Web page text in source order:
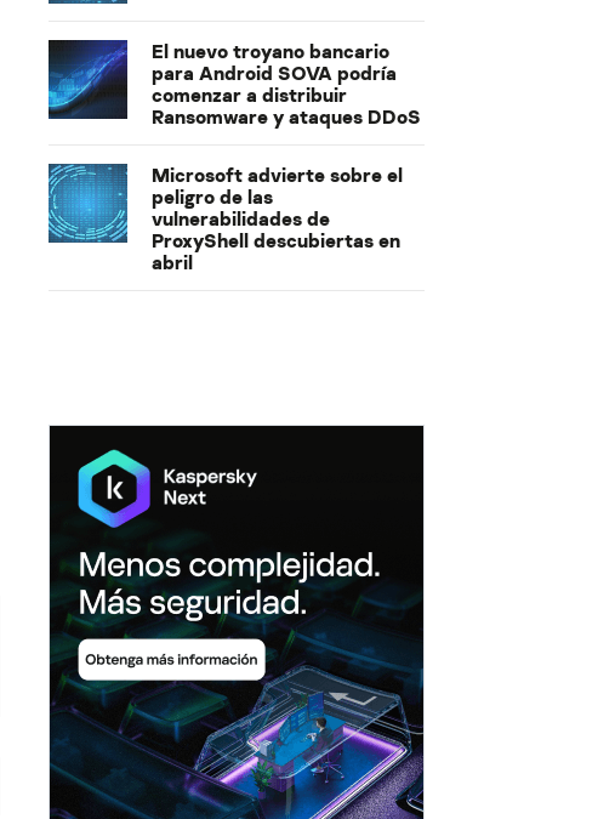
El nuevo troyano bancario
para Android SOVA podría
comenzar a distribuir
Ransomware y ataques DDoS
Microsoft advierte sobre el
peligro de las
vulnerabilidades de
ProxyShell descubiertas en
abril